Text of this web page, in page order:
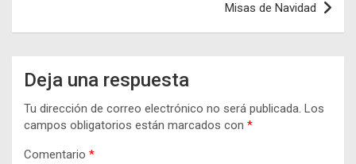
Misas de Navidad
Deja una respuesta
Tu dirección de correo electrónico no será publicada. Los
campos obligatorios están marcados con *
Comentario *